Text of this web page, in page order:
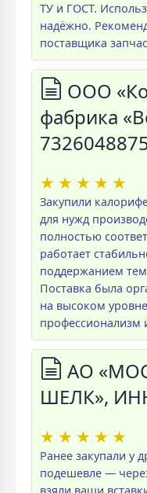
ТУ и ГОСТ.
надёжно.
поставщика
ООО
фабрика
★ ★ ★ ★ ★
Закупили
для нужд
полностью
работает
поддержанием
Поставка была
на высоком
профессионализм
АО
ШЕЛК»,
★ ★ ★ ★ ★
Ранее закупали у
подешевле —